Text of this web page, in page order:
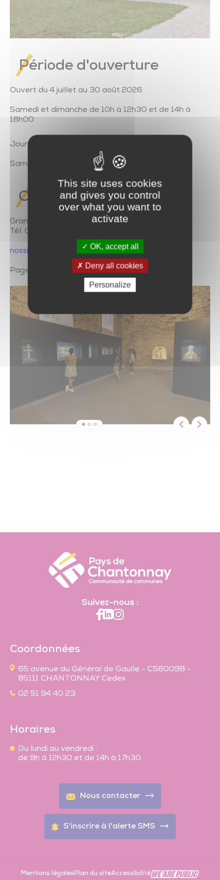
Fr
Période d'ouverture
Ouvert du 4 juillet au 30 août 2026
Samedi et dimanche de 10h à 12h30 et de 14h à
18h00
Journées du Patrimoine (19 et 20 septembre)
Samedi et dimanche de 10h à 18h
Contact
Grammont 85110 SAINT PROUANT
Tél. 02 51 66 47 18
nossites.vendee.fr/prieure-de-grammont
Page Facebook :Prieuré de Grammont
Suivez-nous :
Coordonnées
65 avenue du Général de Gaulle - CS60098 -
85111 CHANTONNAY Cedex
02 51 94 40 23
Horaires
Du lundi au vendredi :
de 9h à 12h30 et de 14h à 17h30
Nous contacter
S'inscrire à l'alerte SMS
Mentions légalesPlan du siteAccessibilité
This site uses cookies
and gives you control
over what you want to
activate
OK, accept all
Deny all cookies
Personalize